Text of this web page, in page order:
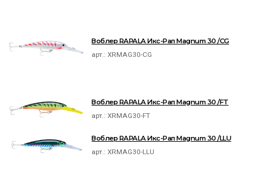
Воблер RAPALA Икс-Рап Magnum 30 /CG
арт.:XRMAG30-CG
Воблер RAPALA Икс-Рап Magnum 30 /FT
арт.:XRMAG30-FT
Воблер RAPALA Икс-Рап Magnum 30 /LLU
арт.:XRMAG30-LLU